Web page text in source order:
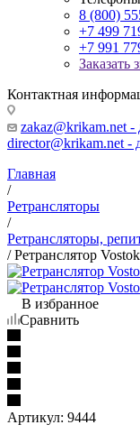
8 (800)
+7 499
+7 991
Заказать
Контактная
zakaz@krikam.net -
director@krikam.net -
Главная
/
Ретрансляторы
/
Ретрансляторы,
/Ретранслятор
В избранное
Сравнить
Артикул: 9444